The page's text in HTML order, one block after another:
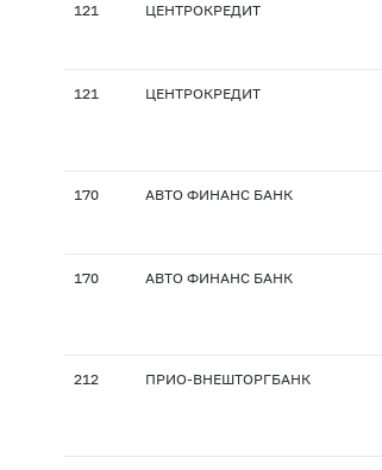
121 ЦЕНТРОКРЕДИТ
121 ЦЕНТРОКРЕДИТ
170 АВТО ФИНАНС БАНК
170 АВТО ФИНАНС БАНК
212 ПРИО-ВНЕШТОРГБАНК